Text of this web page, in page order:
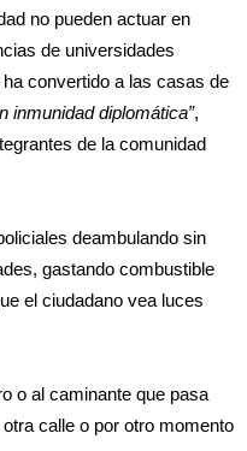
no pueden actuar en
de universidades
convertido a las casas de
inmunidad diplomática”,
de la comunidad
deambulando sin
gastando combustible
el ciudadano vea luces
o al caminante que pasa
calle o por otro momento